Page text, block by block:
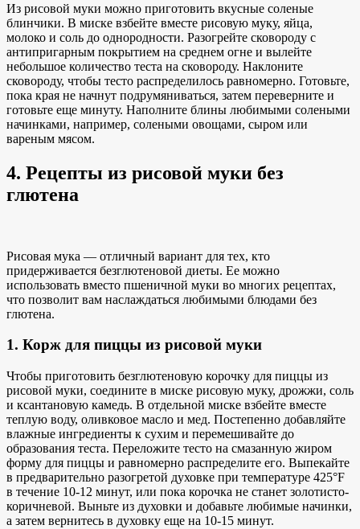
Из рисовой муки можно приготовить вкусные соленые
блинчики. В миске взбейте вместе рисовую муку, яйца,
молоко и соль до однородности. Разогрейте сковороду с
антипригарным покрытием на среднем огне и вылейте
небольшое количество теста на сковороду. Наклоните
сковороду, чтобы тесто распределилось равномерно. Готовьте,
пока края не начнут подрумяниваться, затем переверните и
готовьте еще минуту. Наполните блины любимыми солеными
начинками, например, солеными овощами, сыром или
вареным мясом.
4. Рецепты из рисовой муки без
глютена
Рисовая мука — отличный вариант для тех, кто
придерживается безглютеновой диеты. Ее можно
использовать вместо пшеничной муки во многих рецептах,
что позволит вам наслаждаться любимыми блюдами без
глютена.
1. Корж для пиццы из рисовой муки
Чтобы приготовить безглютеновую корочку для пиццы из
рисовой муки, соедините в миске рисовую муку, дрожжи, соль
и ксантановую камедь. В отдельной миске взбейте вместе
теплую воду, оливковое масло и мед. Постепенно добавляйте
влажные ингредиенты к сухим и перемешивайте до
образования теста. Переложите тесто на смазанную жиром
форму для пиццы и равномерно распределите его. Выпекайте
в предварительно разогретой духовке при температуре 425°F
в течение 10-12 минут, или пока корочка не станет золотисто-
коричневой. Выньте из духовки и добавьте любимые начинки,
а затем вернитесь в духовку еще на 10-15 минут.